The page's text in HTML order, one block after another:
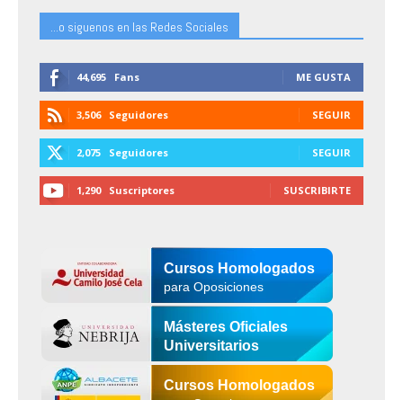
...o siguenos en las Redes Sociales
44,695 Fans ME GUSTA
3,506 Seguidores SEGUIR
2,075 Seguidores SEGUIR
1,290 Suscriptores SUSCRIBIRTE
Cursos Homologados
para Oposiciones
Másteres Oficiales
Universitarios
Cursos Homologados